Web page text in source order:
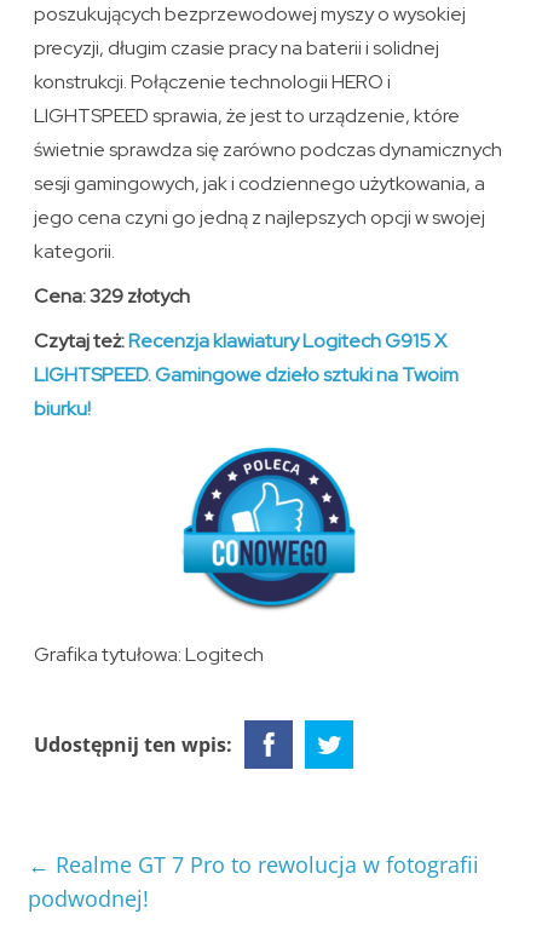
poszukujących bezprzewodowej myszy o wysokiej
precyzji, długim czasie pracy na baterii i solidnej
konstrukcji. Połączenie technologii HERO i
LIGHTSPEED sprawia, że jest to urządzenie, które
świetnie sprawdza się zarówno podczas dynamicznych
sesji gamingowych, jak i codziennego użytkowania, a
jego cena czyni go jedną z najlepszych opcji w swojej
kategorii.
Cena: 329 złotych
Czytaj też:Recenzja klawiatury Logitech G915 X
LIGHTSPEED. Gamingowe dzieło sztuki na Twoim
biurku!
Grafika tytułowa: Logitech
Udostępnij ten wpis:
← Realme GT 7 Pro to rewolucja w fotografii
podwodnej!